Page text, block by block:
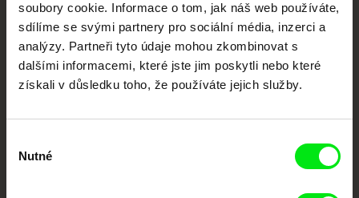
soubory cookie. Informace o tom, jak náš web používáte,
sdílíme se svými partnery pro sociální média, inzerci a
analýzy. Partneři tyto údaje mohou zkombinovat s
dalšími informacemi, které jste jim poskytli nebo které
získali v důsledku toho, že používáte jejich služby.
souhlasu
Nutné
Nové festivalové filmy
každý týden
Portál DAFilms.cz je výsledkem tvůrčí spolupráce 7 klíčových evropských
festivalů dokumentárního filmu sdružených do Doc Alliance. Naším cílem je